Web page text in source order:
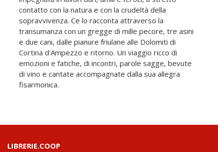
contatto con la natura e con la crudeltà della
sopravvivenza. Ce lo racconta attraverso la
transumanza con un gregge di mille pecore, tre asini
e due cani, dalle pianure friulane alle Dolomiti di
Cortina d'Ampezzo e ritorno. Un viaggio ricco di
emozioni e fatiche, di incontri, parole sagge, bevute
di vino e cantate accompagnate dalla sua allegra
fisarmonica.
LIBRERIE.COOP